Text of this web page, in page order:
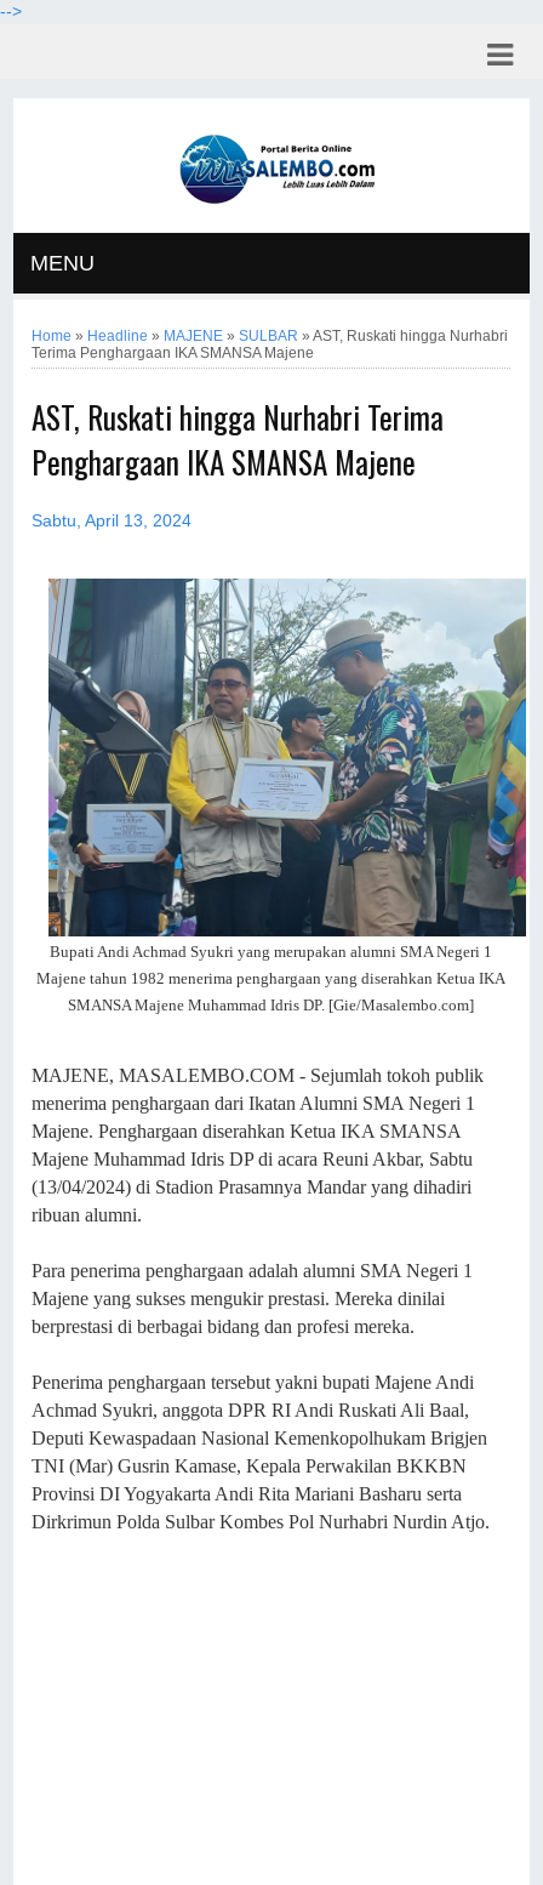
-->
MENU
Home » Headline » MAJENE »SULBAR »AST, Ruskati hingga Nurhabri
Terima Penghargaan IKA SMANSA Majene
AST, Ruskati hingga Nurhabri Terima
Penghargaan IKA SMANSA Majene
Sabtu, April 13, 2024
Bupati Andi Achmad Syukri yang merupakan alumni SMA Negeri 1
Majene tahun 1982 menerima penghargaan yang diserahkan Ketua IKA
SMANSA Majene Muhammad Idris DP. [Gie/Masalembo.com]
MAJENE, MASALEMBO.COM - Sejumlah tokoh publik
menerima penghargaan dari Ikatan Alumni SMA Negeri 1
Majene. Penghargaan diserahkan Ketua IKA SMANSA
Majene Muhammad Idris DP di acara Reuni Akbar, Sabtu
(13/04/2024) di Stadion Prasamnya Mandar yang dihadiri
ribuan alumni.
Para penerima penghargaan adalah alumni SMA Negeri 1
Majene yang sukses mengukir prestasi. Mereka dinilai
berprestasi di berbagai bidang dan profesi mereka.
Penerima penghargaan tersebut yakni bupati Majene Andi
Achmad Syukri, anggota DPR RI Andi Ruskati Ali Baal,
Deputi Kewaspadaan Nasional Kemenkopolhukam Brigjen
TNI (Mar) Gusrin Kamase, Kepala Perwakilan BKKBN
Provinsi DI Yogyakarta Andi Rita Mariani Basharu serta
Dirkrimun Polda Sulbar Kombes Pol Nurhabri Nurdin Atjo.